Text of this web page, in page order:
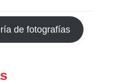
de fotografías